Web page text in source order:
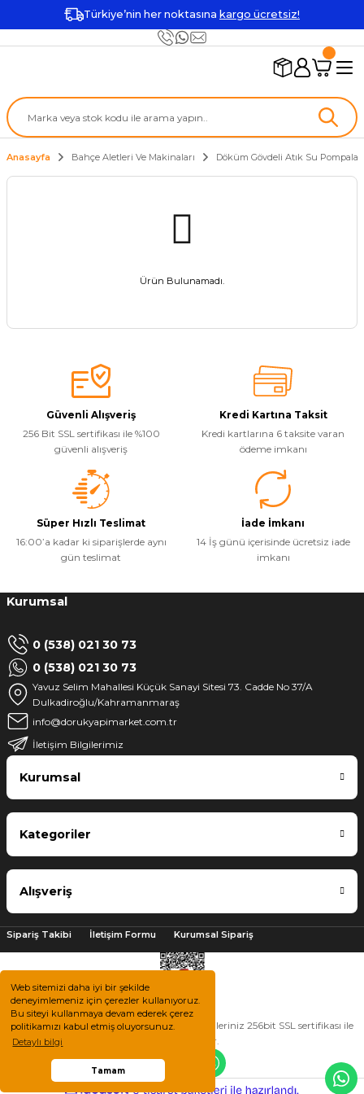
Web sitemizi daha iyi bir şekilde
deneyimlemeniz için çerezler kullanıyoruz.
Bu siteyi kullanmaya devam ederek çerez
politikamızı kabul etmiş oluyorsunuz.
Detaylı bilgi
Tamam
Türkiye’nin her noktasına kargo ücretsiz!
Anasayfa Bahçe Aletleri Ve Makinaları Döküm Gövdeli Atık Su Pompaları
Ürün Bulunamadı.
Güvenli Alışveriş
256 Bit SSL sertifikası ile %100
güvenli alışveriş
Kredi Kartına Taksit
Kredi kartlarına 6 taksite varan
ödeme imkanı
Süper Hızlı Teslimat
16:00’a kadar ki siparişlerde aynı
gün teslimat
İade İmkanı
14 İş günü içerisinde ücretsiz iade
imkanı
Kurumsal
0 (538) 021 30 73
0 (538) 021 30 73
Yavuz Selim Mahallesi Küçük Sanayi Sitesi 73. Cadde No 37/A
Dulkadiroğlu/Kahramanmaraş
info@dorukyapimarket.com.tr
İletişim Bilgilerimiz
Kurumsal
Kategoriler
Alışveriş
Sipariş Takibi İletişim Formu Kurumsal Sipariş
2025 © Tüm hakları saklıdır. Kredi kartı bilgileriniz 256bit SSL sertifikası ile
korunmaktadır.
e-